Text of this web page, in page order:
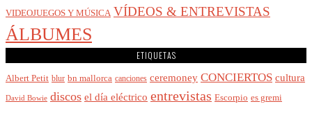
VIDEOJUEGOS Y MÚSICA VÍDEOS & ENTREVISTAS
ÁLBUMES
ETIQUETAS
Albert Petit blur bn mallorca canciones ceremoney CONCIERTOS cultura
David Bowie discos el día eléctrico entrevistas Escorpio es gremi